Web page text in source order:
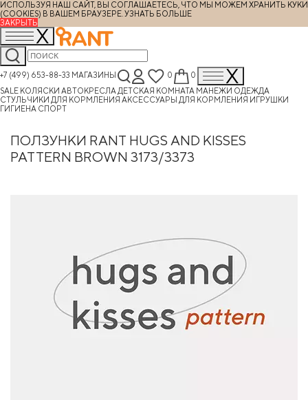
ИСПОЛЬЗУЯ НАШ САЙТ, ВЫ СОГЛАШАЕТЕСЬ, ЧТО МЫ МОЖЕМ ХРАНИТЬ КУКИ
(COOKIES) В ВАШЕМ БРАУЗЕРЕ. УЗНАТЬ БОЛЬШЕ
ЗАКРЫТЬ
+7 (499) 653-88-33 МАГАЗИНЫ 0
0
SALE КОЛЯСКИ АВТОКРЕСЛА ДЕТСКАЯ КОМНАТА МАНЕЖИ ОДЕЖДА
СТУЛЬЧИКИ ДЛЯ КОРМЛЕНИЯ АКСЕССУАРЫ ДЛЯ КОРМЛЕНИЯ ИГРУШКИ
ГИГИЕНА СПОРТ
ПОЛЗУНКИ RANT HUGS AND KISSES
PATTERN BROWN 3173/3373